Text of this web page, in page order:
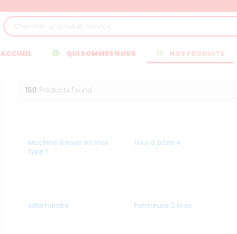
ACCUEIL QUI SOMMES NOUS NOS PRODUITS
150 Products found
Machine à laver en inox
type 1
Four à pizza 4
salamandre Panineuse 2 bras